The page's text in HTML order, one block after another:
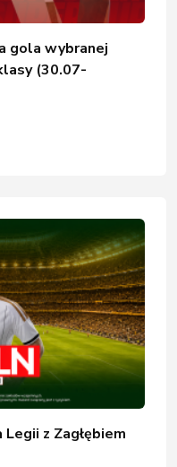
gola wybranej
(30.07-
z Zagłębiem